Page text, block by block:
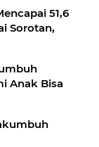
51,6
Sorotan,
Anak Bisa